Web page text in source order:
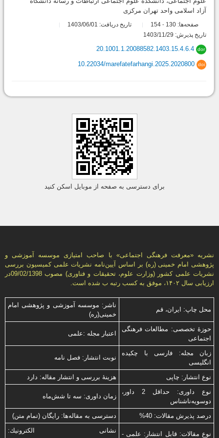
آزاد اسلامی واحد تهران مرکزی
صفحه‌ها: 130
-
تاریخ دریافت: 1403/06/01
تاریخ پذیرش: 1403/11/29
dor
20.1001.1.20088582.1403.15.4.6.4
doi
10.22034/marefatefarhangi.2025.2020800
برای دسترسی به صفحه از موبایل اسکن کنید
نشریه «معرفت فرهنگی اجتماعی» با صاحب امتیازی موسسه آموزشی و
پژوهشی امام خمینی (ره) بر اساس آیین‌نامه نشریات علمی كمیسیون بررسى
نشریات علمى كشور (وزارت علوم، تحقیقات و فناورى) مصوب 09/02/1398در
ارزیابی سال ۱۴۰۲، موفق به کسب رتبه ب شده است.
محل چاپ: ایران، قم
ناشر: موسسه آموزشی و پژوهشی امام
خمینی(ره)
حوزۀ تخصصی: مطالعات فرهنگی
اجتماعی
اعتبار مجله :علمی
زبان مجله: فارسی با چكیده
انگلیسی
نوبت انتشار: فصل نامه
نوع انتشار: چاپی
هزینۀ بررسی و انتشار مقاله: دارد
نوع داوری: حداقل 2 داور،
دوسویه‌ناشناس
زمان داوری: سه تا شش‌ماه
درصد پذیرش مقالات: 40% دسترسی به مقاله‌ها: رایگان (تمام متن)
نوع مقالات: قابل انتشار: علمی -
نشانی الكترونیك: